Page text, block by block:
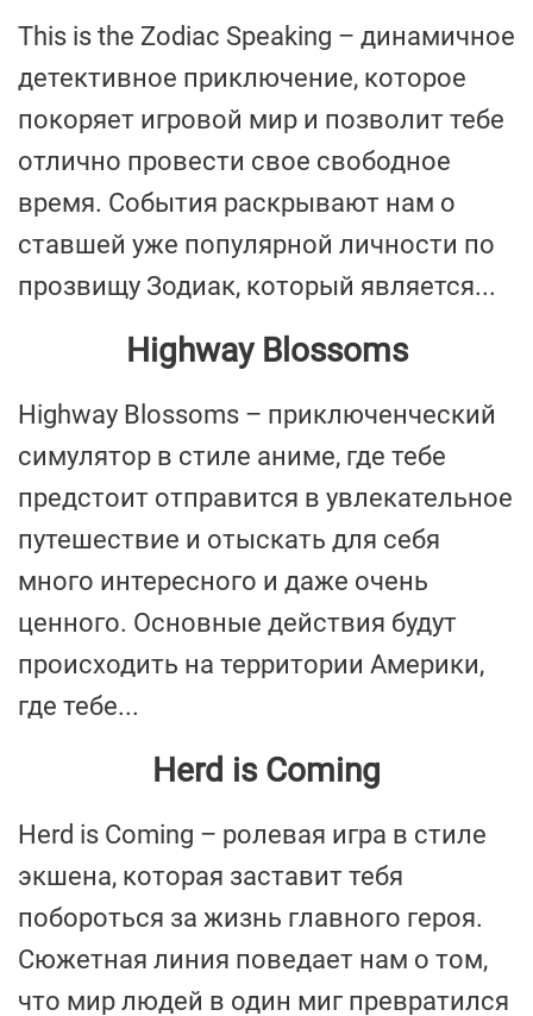
This is the Zodiac Speaking – динамичное
детективное приключение, которое
покоряет игровой мир и позволит тебе
отлично провести свое свободное
время. События раскрывают нам о
ставшей уже популярной личности по
прозвищу Зодиак, который является...
Highway Blossoms
Highway Blossoms – приключенческий
симулятор в стиле аниме, где тебе
предстоит отправится в увлекательное
путешествие и отыскать для себя
много интересного и даже очень
ценного. Основные действия будут
происходить на территории Америки,
где тебе...
Herd is Coming
Herd is Coming – ролевая игра в стиле
экшена, которая заставит тебя
побороться за жизнь главного героя.
Сюжетная линия поведает нам о том,
что мир людей в один миг превратился